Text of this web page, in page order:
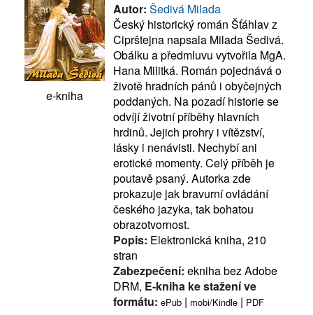
e-kniha
Autor: Šedivá Milada
Český historický román Šťáhlav z
Ciprštejna napsala Milada Šedivá.
Obálku a předmluvu vytvořila MgA.
Hana Militká. Román pojednává o
životě hradních pánů i obyčejných
poddaných. Na pozadí historie se
odvíjí životní příběhy hlavních
hrdinů. Jejich prohry i vítězství,
lásky i nenávisti. Nechybí ani
erotické momenty. Celý příběh je
poutavě psaný. Autorka zde
prokazuje jak bravurní ovládání
českého jazyka, tak bohatou
obrazotvornost.
Popis: Elektronická kniha, 210
stran
Zabezpečení: ekniha bez Adobe
DRM, E-kniha ke stažení ve
formátu: ePub | mobi/Kindle | PDF